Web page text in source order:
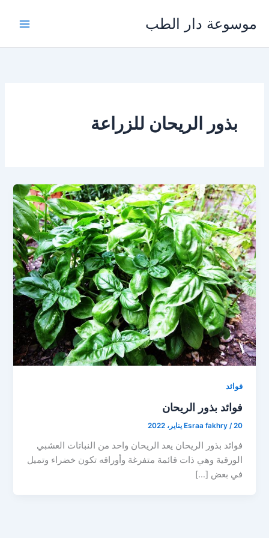
المحتوى
موسوعة دار الطب
بذور الريحان للزراعة
فوائد
فوائد بذور الريحان
Esraa fakhry /20 يناير، 2022
فوائد بذور الريحان يعد الريحان واحد من النباتات العشبي
الورقية وهي ذات قائمة متفرغة وأوراقه تكون خضراء وتميل
في بعض […]